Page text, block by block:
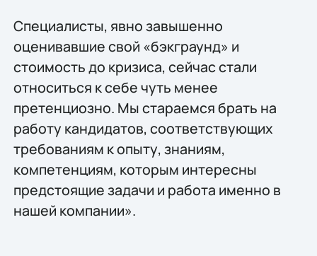
Специалисты, явно завышенно
оценивавшие свой «бэкграунд» и
стоимость до кризиса, сейчас стали
относиться к себе чуть менее
претенциозно. Мы стараемся брать на
работу кандидатов, соответствующих
требованиям к опыту, знаниям,
компетенциям, которым интересны
предстоящие задачи и работа именно в
нашей компании».